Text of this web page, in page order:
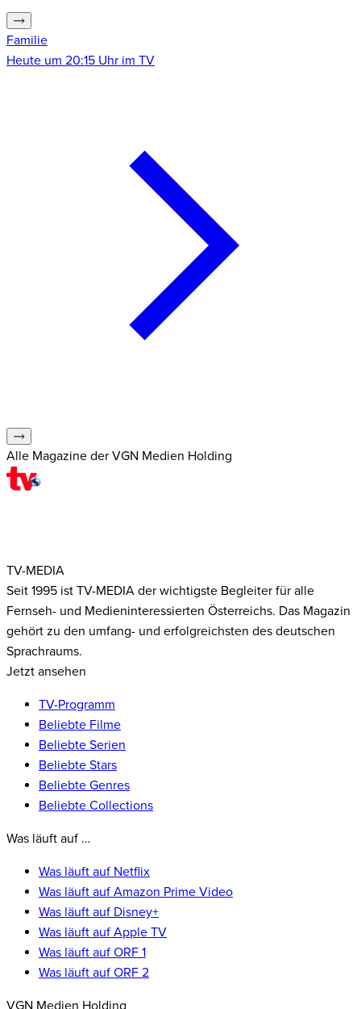
Familie
Heute um 20:15 Uhr im TV
Alle Magazine der VGN Medien Holding
TV-MEDIA
Seit 1995 ist TV-MEDIA der wichtigste Begleiter für alle
Fernseh- und Medieninteressierten Österreichs. Das Magazin
gehört zu den umfang- und erfolgreichsten des deutschen
Sprachraums.
Jetzt ansehen
TV-Programm
Beliebte Filme
Beliebte Serien
Beliebte Stars
Beliebte Genres
Beliebte Collections
Was läuft auf …
Was läuft auf Netflix
Was läuft auf Amazon Prime Video
Was läuft auf Disney+
Was läuft auf Apple TV
Was läuft auf ORF 1
Was läuft auf ORF 2
VGN Medien Holding